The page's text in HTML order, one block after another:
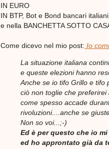
IN EURO
IN BTP, Bot e Bond bancari italiani
e nella BANCHETTA SOTTO
Come dicevo nel mio post: Io
La situazione italiana
e queste elezioni hanno
Anche se io tifo Grillo e tifo
ciò non toglie che
come spesso accade
rivoluzioni....anche se
Non so voi...;-)
Ed è per questo che io
ed ho approntato già da